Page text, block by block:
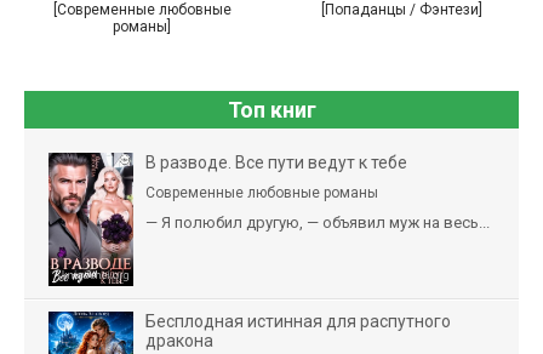
[Современные любовные
романы]
[Попаданцы / Фэнтези]
Топ книг
В разводе. Все пути ведут к тебе
Современные любовные романы
— Я полюбил другую, — объявил муж на весь...
Бесплодная истинная для распутного
дракона